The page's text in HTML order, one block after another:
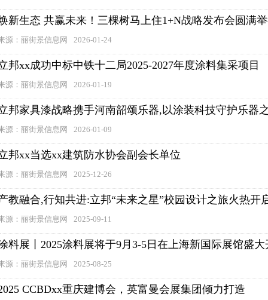
新生态 共赢未来！三棵树马上住1+N战略发布会圆满
源：丽街景信息网 2026-01-24
邦xx成功中标中铁十二局2025-2027年度涂料集采项目
源：丽街景信息网 2026-01-19
邦家具漆战略携手河南韶颂乐器,以涂装科技守护乐器
源：丽街景信息网 2026-01-09
邦xx当选xx建筑防水协会副会长单位
源：丽街景信息网 2025-12-26
教融合,行知共进:立邦“未来之星”校园设计之旅火热开
源：丽街景信息网 2025-09-11
料展丨2025涂料展将于9月3-5日在上海新国际展馆盛
源：丽街景信息网 2025-08-25
CCBDxx重庆建博会，英富曼会展集团倾力打造